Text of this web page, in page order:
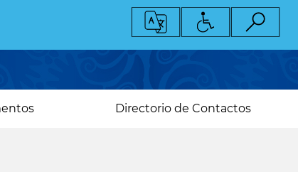
Directorio de Contactos